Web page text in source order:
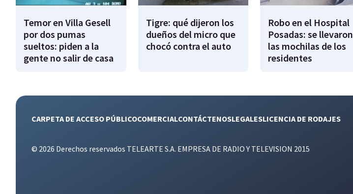
Temor en Villa Gesell
por dos pumas
sueltos: piden a la
gente no salir de casa
Tigre: qué dijeron los
dueños del micro que
chocó contra el auto
Robo en el Hospital
Posadas: se llevaron
las mochilas de los
residentes
CARPETA DE ACCESO PÚBLICOCOMERCIALCONTÁCTENOSLEGALESLICENCIA DE RODAJES
© 2026 Derechos reservados TELEARTE S.A. EMPRESA DE RADIO Y TELEVISION 2015